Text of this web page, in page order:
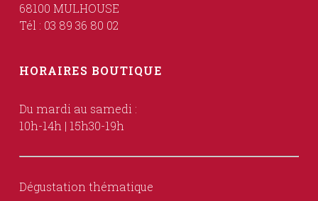
68100 MULHOUSE
Tél : 03 89 36 80 02
HORAIRES BOUTIQUE
Du mardi au samedi :
10h-14h | 15h30-19h
Dégustation thématique